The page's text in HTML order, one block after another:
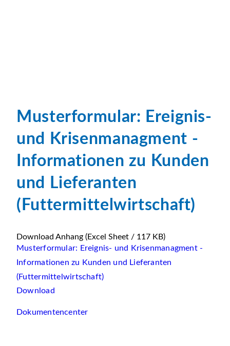
Musterformular: Ereignis-
und Krisenmanagment -
Informationen zu Kunden
und Lieferanten
(Futtermittelwirtschaft)
Download Anhang (Excel Sheet / 117 KB)
Musterformular: Ereignis- und Krisenmanagment -
Informationen zu Kunden und Lieferanten
(Futtermittelwirtschaft)
Download
Dokumentencenter